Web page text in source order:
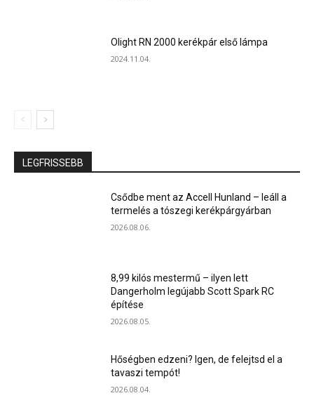
Olight RN 2000 kerékpár első lámpa
2024.11.04.
LEGFRISSEBB
Csődbe ment az Accell Hunland – leáll a
termelés a tószegi kerékpárgyárban
2026.08.06.
8,99 kilós mestermű – ilyen lett
Dangerholm legújabb Scott Spark RC
építése
2026.08.05.
Hőségben edzeni? Igen, de felejtsd el a
tavaszi tempót!
2026.08.04.